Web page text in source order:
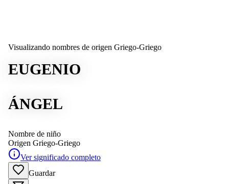
Visualizando nombres de origen Griego-Griego
EUGENIO
ÁNGEL
Nombre de niño
Origen Griego-Griego
Ver significado completo
Guardar